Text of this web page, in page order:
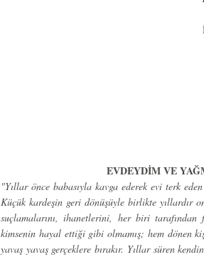
EVDEYDİM VE
"Yıllar önce babasıyla kavga ederek evi terk
Küçük kardeşin geri dönüşüyle birlikte yıllardır
suçlamalarını, ihanetlerini, her biri tarafından
kimsenin hayal ettiği gibi olmamış; hem dönen
yavaş yavaş gerçeklere bırakır. Yıllar süren